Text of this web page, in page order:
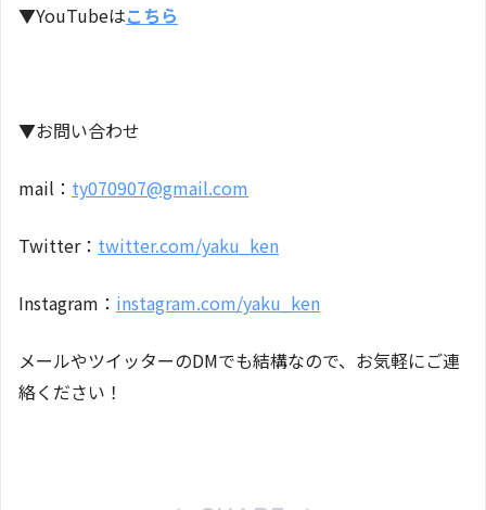
▼YouTubeはこちら
▼お問い合わせ
mail： ty070907@gmail.com
Twitter： twitter.com/yaku_ken
Instagram： instagram.com/yaku_ken
メールやツイッターのDMでも結構なので、お気軽にご連
絡ください！